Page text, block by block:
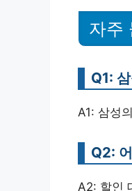
자주
Q1:
A1: 삼성
Q2:
A2: 할인